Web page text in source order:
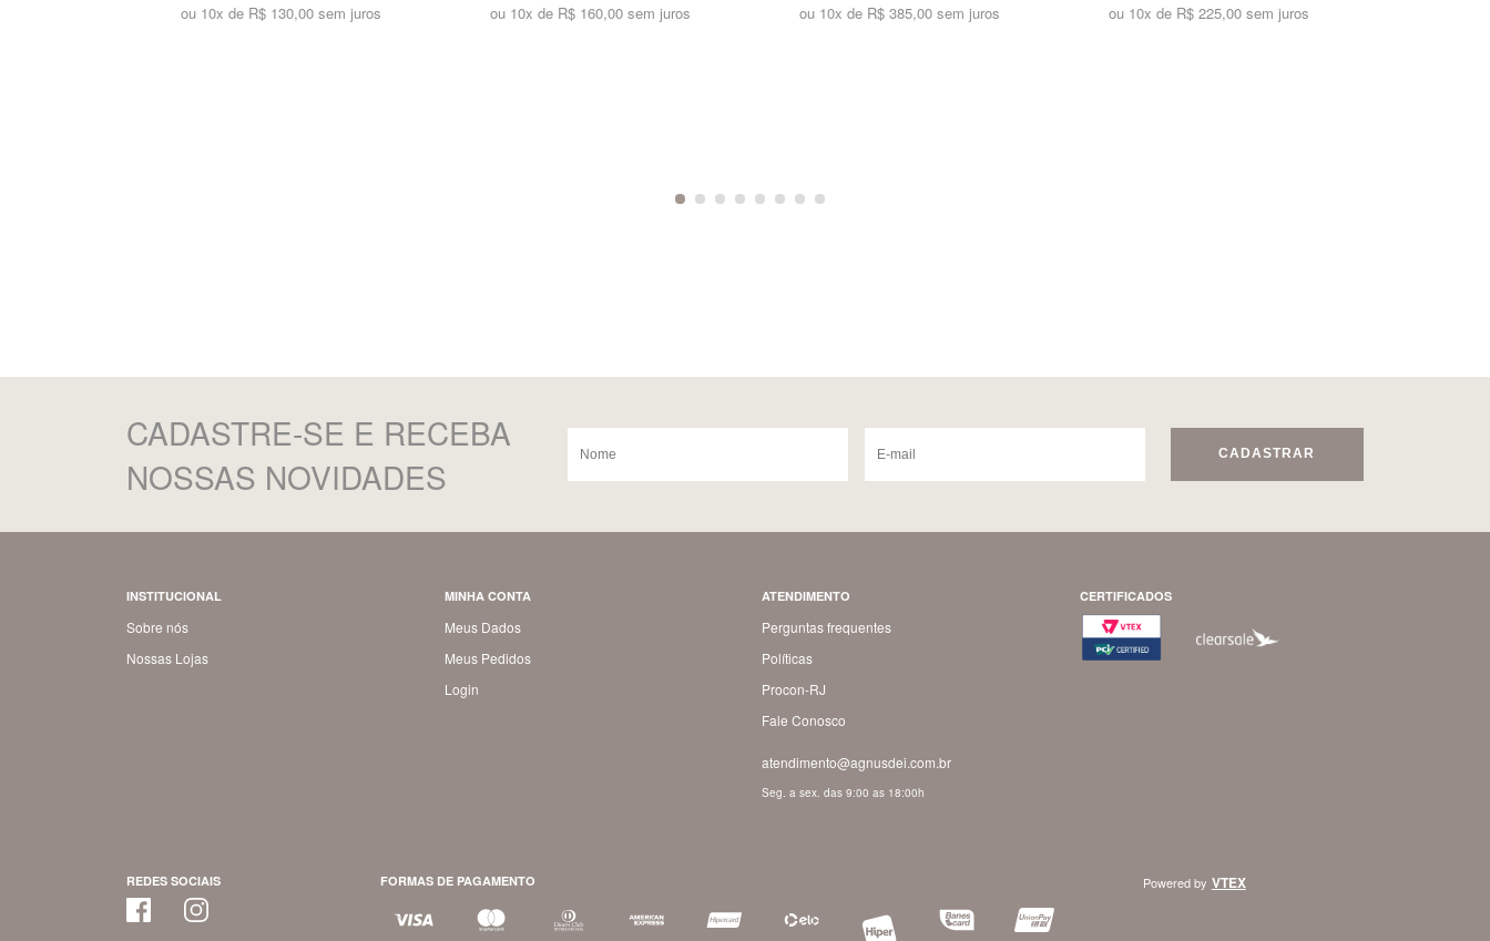
ou 10x de R$ 130,00 sem juros ou 10x de R$ 160,00 sem juros ou 10x de R$ 385,00 sem juros ou 10x de R$ 225,00 sem juros
CADASTRE-SE E RECEBA
NOSSAS NOVIDADES
CADASTRAR
INSTITUCIONAL
Sobre nós
Nossas Lojas
MINHA CONTA
Meus Dados
Meus Pedidos
Login
ATENDIMENTO
Perguntas frequentes
Políticas
Procon-RJ
Fale Conosco
atendimento@agnusdei.com.br
Seg. a sex. das 9:00 as 18:00h
CERTIFICADOS
REDES SOCIAIS FORMAS DE PAGAMENTO Powered by VTEX